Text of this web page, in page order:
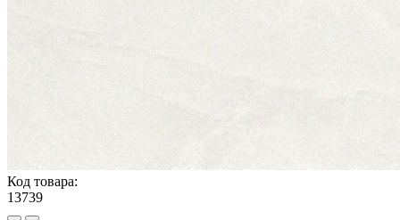
Код товара:
13739